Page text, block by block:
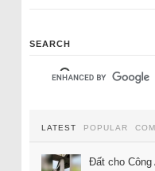
SEARCH
LATEST POPULAR
Đất cho